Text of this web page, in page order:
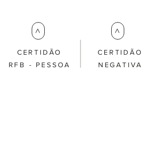
CERTIDÃO
NEGATIVA
>
>
CERTIDÃO
RFB - PESSOA